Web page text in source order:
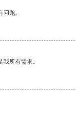
题。
所有需求。